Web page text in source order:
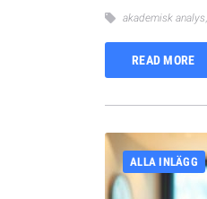
akademisk analys,
READ MORE
ALLA INLÄGG